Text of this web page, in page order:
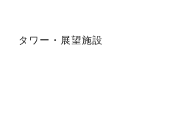
タワー・展望施設